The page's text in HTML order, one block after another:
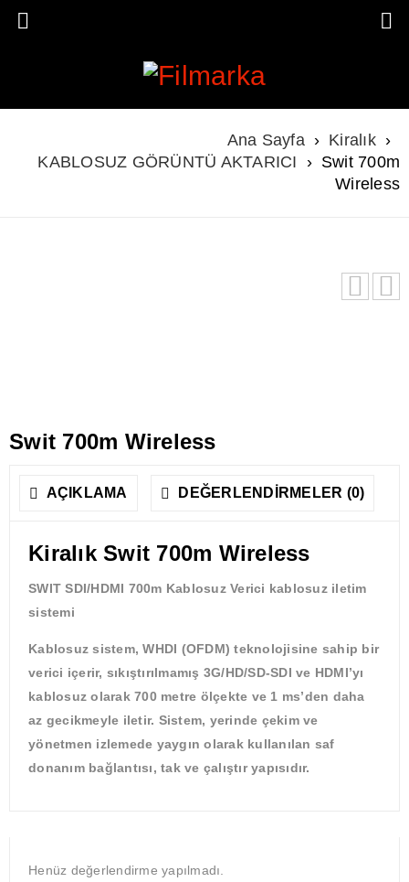
Ana Sayfa › Kiralık ›
KABLOSUZ GÖRÜNTÜ AKTARICI
› Swit 700m
Wireless
Swit 700m Wireless
AÇIKLAMA DEĞERLENDIRMELER (0)
Kiralık Swit 700m Wireless
SWIT SDI/HDMI 700m Kablosuz Verici kablosuz iletim
sistemi
Kablosuz sistem, WHDI (OFDM) teknolojisine sahip bir
verici içerir, sıkıştırılmamış 3G/HD/SD-SDI ve HDMI’yı
kablosuz olarak 700 metre ölçekte ve 1 ms’den daha
az gecikmeyle iletir. Sistem, yerinde çekim ve
yönetmen izlemede yaygın olarak kullanılan saf
donanım bağlantısı, tak ve çalıştır yapısıdır.
Henüz değerlendirme yapılmadı.